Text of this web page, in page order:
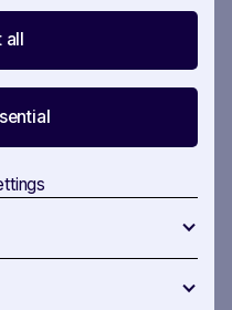
noch heute einen